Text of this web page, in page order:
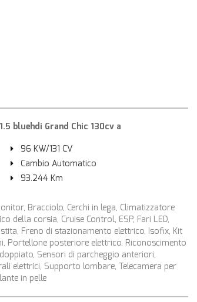
bluehdi Grand Chic 130cv a
96 KW/131 CV
Cambio Automatico
93.244 Km
Bracciolo, Cerchi in lega, Climatizzatore
della corsia, Cruise Control, ESP, Fari LED,
Freno di stazionamento elettrico, Isofix, Kit
Portellone posteriore elettrico, Riconoscimento
Sensori di parcheggio anteriori,
elettrici, Supporto lombare, Telecamera per
in pelle